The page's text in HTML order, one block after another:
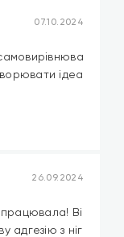
07.10.2024
ідеа
26.09.2024
працювала! Ві
адгезію з ніг